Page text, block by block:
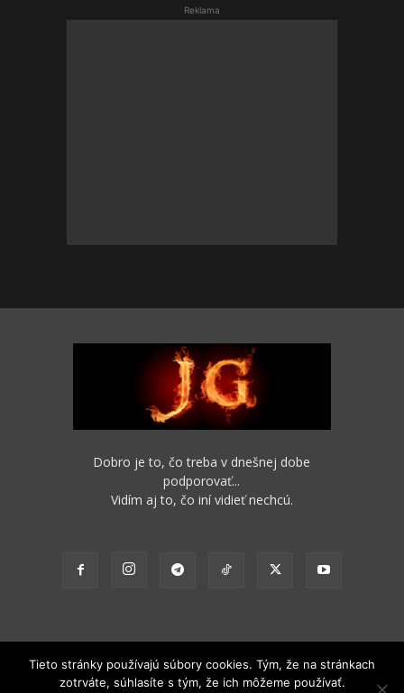
Reklama
Dobro je to, čo treba v dnešnej dobe
podporovať...
Vidím aj to, čo iní vidieť nechcú.
Tieto stránky používajú súbory cookies. Tým, že na stránkach
zotrváte, súhlasíte s tým, že ich môžeme používať.